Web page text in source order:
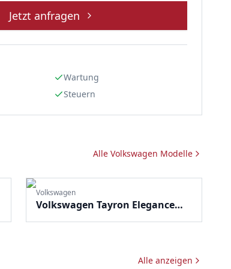
Jetzt anfragen
Wartung
Steuern
Alle Volkswagen Modelle
Volkswagen
Volkswagen Tayron Elegance
(Mild-Hybrid)
Alle anzeigen